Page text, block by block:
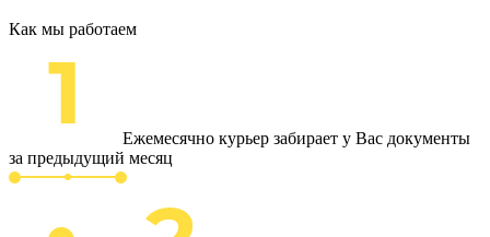
Как мы работаем
Ежемесячно курьер забирает у Вас документы
за предыдущий месяц